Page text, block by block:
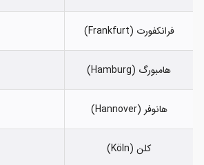
فرانکفورت (Frankfurt)
هامبورگ (Hamburg)
هانوفر (Hannover)
کلن (Köln)